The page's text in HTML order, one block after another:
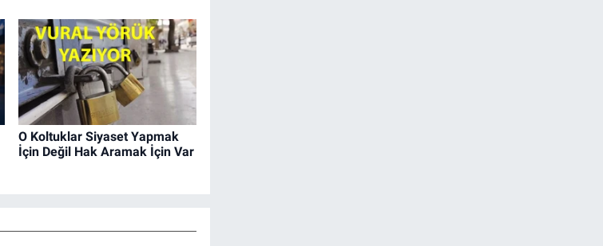
O Koltuklar Siyaset Yapmak
İçin Değil Hak Aramak İçin Var